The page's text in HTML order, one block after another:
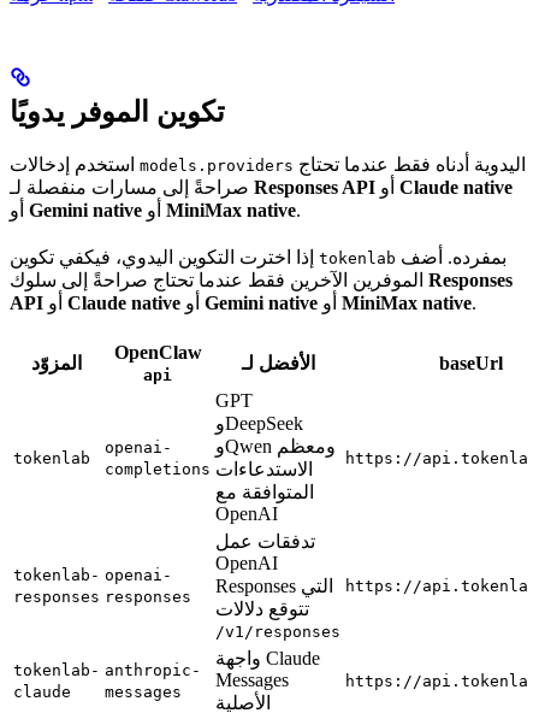
تكوين الموفر يدويًا
models.providers
Responses API
Claude native
Gemini native MiniMax native.
tokenlab
Responses
API
Claude native Gemini native MiniMax native.
المزوّد
OpenClaw
api
الأفضل لـ baseUrl
tokenlab
openai-
completions
GPT
وDeepSeek
وQwen ومعظم
الاستدعاءات
المتوافقة مع
OpenAI
https://
tokenlab-
responses
openai-
responses
تدفقات عمل
OpenAI
Responses التي
تتوقع دلالات
/v1/responses
https://
tokenlab-
claude
anthropic-
messages
واجهة Claude
Messages
الأصلية
https://